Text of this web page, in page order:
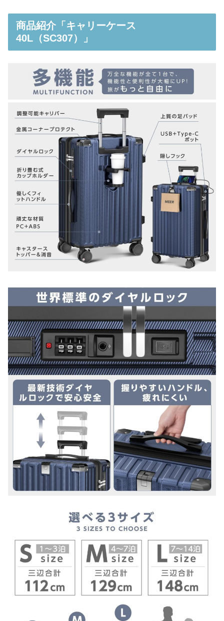
商品紹介「キャリーケース
40L（SC307）」